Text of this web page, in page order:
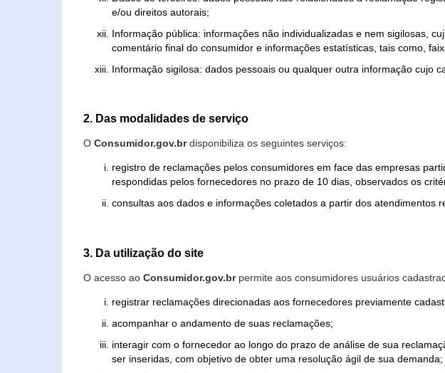
e/ou direitos autorais;
Informação pública: informações não individualizadas e nem sigilosas,
comentário final do consumidor e informações estatísticas, tais como,
Informação sigilosa: dados pessoais ou qualquer outra informação cujo
2. Das modalidades de serviço
O Consumidor.gov.brdisponibiliza os seguintes serviços:
registro de reclamações pelos consumidores em face das empresas
respondidas pelos fornecedores no prazo de 10 dias, observados os
consultas aos dados e informações coletados a partir dos atendimentos
3. Da utilização do site
O acesso ao Consumidor.gov.brpermite aos consumidores usuários
registrar reclamações direcionadas aos fornecedores previamente
acompanhar o andamento de suas reclamações;
interagir com o fornecedor ao longo do prazo de análise de sua
ser inseridas, com objetivo de obter uma resolução ágil de sua demanda;